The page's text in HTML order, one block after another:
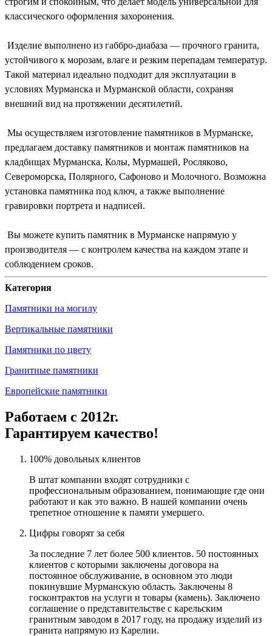
классического оформления захоронения.
Изделие выполнено из габбро-диабаза — прочного гранита,
устойчивого к морозам, влаге и резким перепадам температур.
Такой материал идеально подходит для эксплуатации в
условиях Мурманска и Мурманской области, сохраняя
внешний вид на протяжении десятилетий.
Мы осуществляем изготовление памятников в Мурманске,
предлагаем доставку памятников и монтаж памятников на
кладбищах Мурманска, Колы, Мурмашей, Росляково,
Североморска, Полярного, Сафоново и Молочного. Возможна
установка памятника под ключ, а также выполнение
гравировки портрета и надписей.
Вы можете купить памятник в Мурманске напрямую у
производителя — с контролем качества на каждом этапе и
соблюдением сроков.
Категория
Памятники на могилу
Вертикальные памятники
Памятники по цвету
Гранитные памятники
Европейские памятники
Работаем с 2012г.
Гарантируем качество!
100% довольных клиентов
В штат компании входят сотрудники с
профессиональным образованием, понимающие где они
работают и как это важно. В нашей компании очень
трепетное отношение к памяти умершего.
Цифры говорят за себя
За последние 7 лет более 500 клиентов. 50 постоянных
клиентов с которыми заключены договора на
постоянное обслуживание, в основном это люди
покинувшие Мурманскую область. Заключены 8
госконтрактов на услуги и товары (камень). Заключено
соглашение о представительстве с карельским
гранитным заводом в 2017 году, на продажу изделий из
гранита напрямую из Карелии.